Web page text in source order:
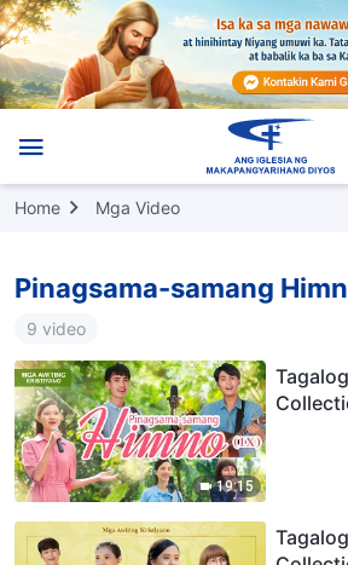
Home Mga Video
Pinagsama-samang
9 video
19:15